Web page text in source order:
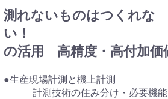
測れないものはつくれな
い！
の活用 高精度・高付加価
●生産現場計測と機上計測
計測技術の住み分け・必要機